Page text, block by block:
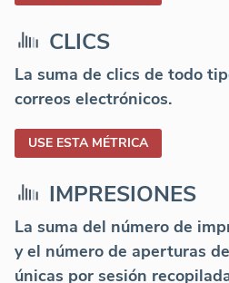
CLICS
La suma de clics de todo
correos electrónicos.
USE ESTA MÉTRICA
IMPRESIONES
La suma del número de
y el número de aperturas
únicas por sesión